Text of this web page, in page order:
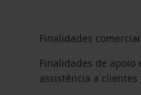
Finalidades
Finalidades de apoio
assistência a clientes